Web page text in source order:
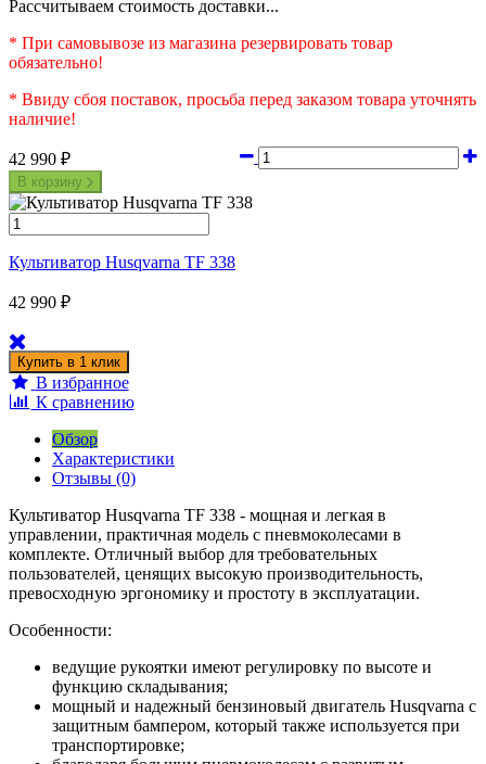
Рассчитываем стоимость доставки...
* При самовывозе из магазина резервировать товар
обязательно!
* Ввиду сбоя поставок, просьба перед заказом товара уточнять
наличие!
42 990 ₽
В корзину
Культиватор Husqvarna TF 338
42 990 ₽
В избранное
К сравнению
Обзор
Характеристики
Отзывы (0)
Культиватор Husqvarna TF 338 - мощная и легкая в
управлении, практичная модель с пневмоколесами в
комплекте. Отличный выбор для требовательных
пользователей, ценящих высокую производительность,
превосходную эргономику и простоту в эксплуатации.
Особенности:
ведущие рукоятки имеют регулировку по высоте и
функцию складывания;
мощный и надежный бензиновый двигатель Husqvarna с
защитным бампером, который также используется при
транспортировке;